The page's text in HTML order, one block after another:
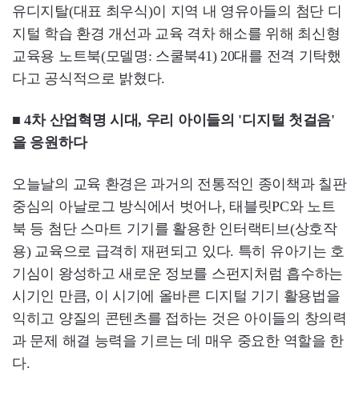
유디지탈(대표 최우식)이 지역 내 영유아들의 첨단 디
지털 학습 환경 개선과 교육 격차 해소를 위해 최신형
교육용 노트북(모델명: 스쿨북41) 20대를 전격 기탁했
다고 공식적으로 밝혔다.
■ 4차 산업혁명 시대, 우리 아이들의 '디지털 첫걸음'
을 응원하다
오늘날의 교육 환경은 과거의 전통적인 종이책과 칠판
중심의 아날로그 방식에서 벗어나, 태블릿PC와 노트
북 등 첨단 스마트 기기를 활용한 인터랙티브(상호작
용) 교육으로 급격히 재편되고 있다. 특히 유아기는 호
기심이 왕성하고 새로운 정보를 스펀지처럼 흡수하는
시기인 만큼, 이 시기에 올바른 디지털 기기 활용법을
익히고 양질의 콘텐츠를 접하는 것은 아이들의 창의력
과 문제 해결 능력을 기르는 데 매우 중요한 역할을 한
다.